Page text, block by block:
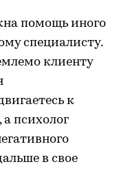
помощь иного
специалисту.
клиенту
к
психолог
в свое